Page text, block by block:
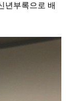
년부록으로 배